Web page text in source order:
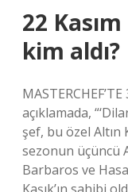
22
kim aldı?
açıklamada,
şef, bu özel Altın
sezonun üçüncü
Barbaros ve